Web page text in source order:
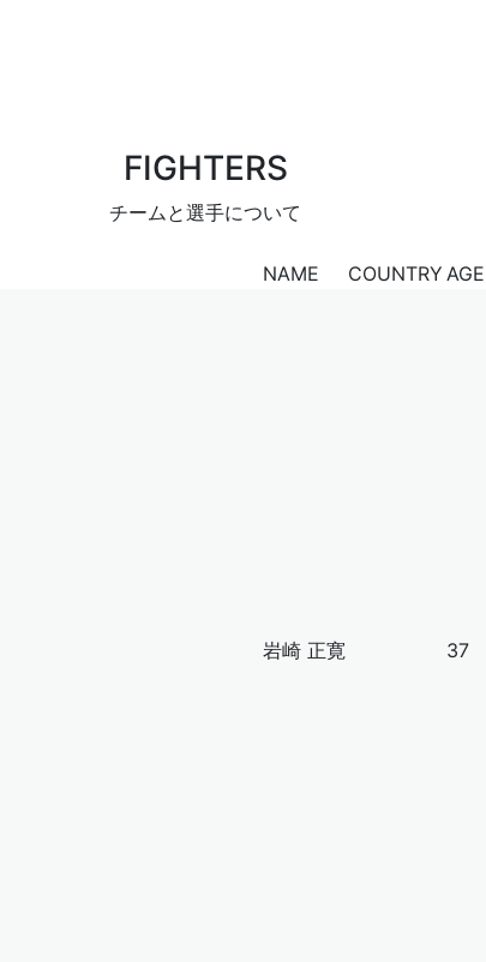
FIGHTERS
チームと選手について
NAME COUNTRY AGE
岩崎 正寛 37